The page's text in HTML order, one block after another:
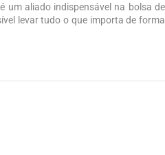
um aliado indispensável na bolsa de
levar tudo o que importa de forma